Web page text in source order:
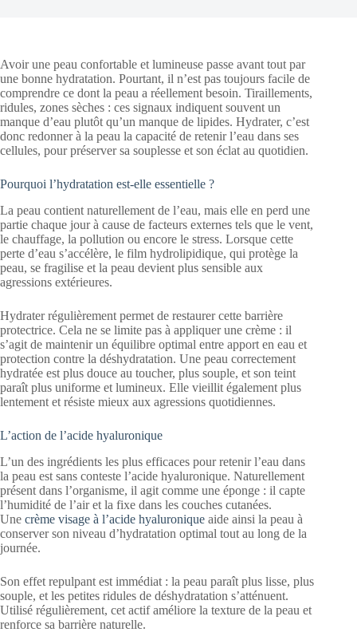
Avoir une peau confortable et lumineuse passe avant tout par
une bonne hydratation. Pourtant, il n’est pas toujours facile de
comprendre ce dont la peau a réellement besoin. Tiraillements,
ridules, zones sèches : ces signaux indiquent souvent un
manque d’eau plutôt qu’un manque de lipides. Hydrater, c’est
donc redonner à la peau la capacité de retenir l’eau dans ses
cellules, pour préserver sa souplesse et son éclat au quotidien.
Pourquoi l’hydratation est-elle essentielle ?
La peau contient naturellement de l’eau, mais elle en perd une
partie chaque jour à cause de facteurs externes tels que le vent,
le chauffage, la pollution ou encore le stress. Lorsque cette
perte d’eau s’accélère, le film hydrolipidique, qui protège la
peau, se fragilise et la peau devient plus sensible aux
agressions extérieures.
Hydrater régulièrement permet de restaurer cette barrière
protectrice. Cela ne se limite pas à appliquer une crème : il
s’agit de maintenir un équilibre optimal entre apport en eau et
protection contre la déshydratation. Une peau correctement
hydratée est plus douce au toucher, plus souple, et son teint
paraît plus uniforme et lumineux. Elle vieillit également plus
lentement et résiste mieux aux agressions quotidiennes.
L’action de l’acide hyaluronique
L’un des ingrédients les plus efficaces pour retenir l’eau dans
la peau est sans conteste l’acide hyaluronique. Naturellement
présent dans l’organisme, il agit comme une éponge : il capte
l’humidité de l’air et la fixe dans les couches cutanées.
Une crème visage à l’acide hyaluronique aide ainsi la peau à
conserver son niveau d’hydratation optimal tout au long de la
journée.
Son effet repulpant est immédiat : la peau paraît plus lisse, plus
souple, et les petites ridules de déshydratation s’atténuent.
Utilisé régulièrement, cet actif améliore la texture de la peau et
renforce sa barrière naturelle.